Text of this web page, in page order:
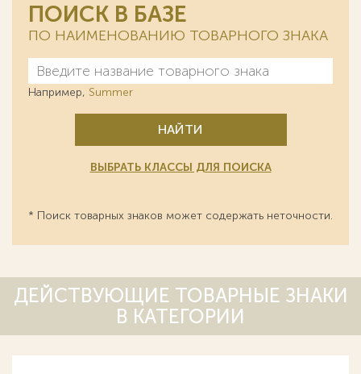
ПОИСК В БАЗЕ
ПО НАИМЕНОВАНИЮ ТОВАРНОГО ЗНАКА
Например, Summer
НАЙТИ
ВЫБРАТЬ КЛАССЫ ДЛЯ ПОИСКА
* Поиск товарных знаков может содержать неточности.
ДЕЙСТВУЮЩИЕ ТОВАРНЫЕ ЗНАКИ
В КАТЕГОРИИ